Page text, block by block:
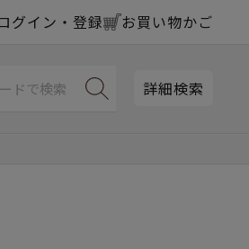
グイン・登録 お買い物かご
詳細検索